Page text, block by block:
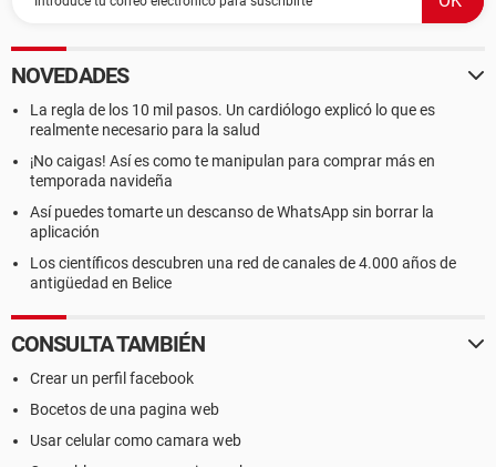
NOVEDADES
La regla de los 10 mil pasos. Un cardiólogo explicó lo que es
realmente necesario para la salud
¡No caigas! Así es como te manipulan para comprar más en
temporada navideña
Así puedes tomarte un descanso de WhatsApp sin borrar la
aplicación
Los científicos descubren una red de canales de 4.000 años de
antigüedad en Belice
CONSULTA TAMBIÉN
Crear un perfil facebook
Bocetos de una pagina web
Usar celular como camara web